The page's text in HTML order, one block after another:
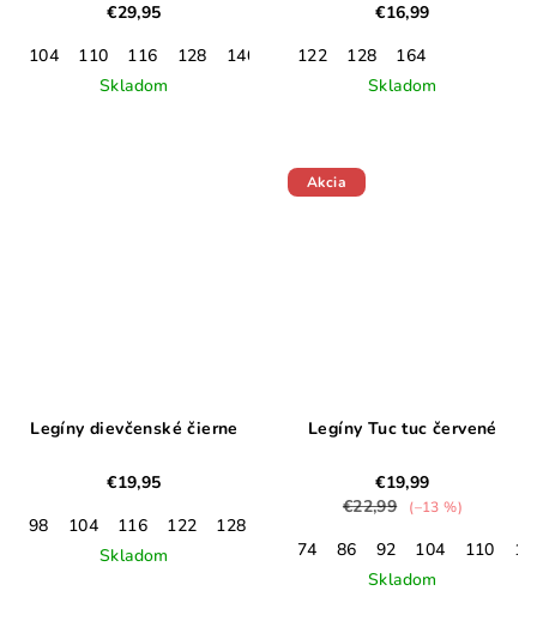
€29,95
104
110 116 128
140
Skladom
€16,99
122
128
164
Skladom
Legíny dievčenské čierne
€19,95
98
104 116 122 128
Skladom
Akcia
Legíny Tuc tuc červené
€19,99
€22,99
(–13 %)
74 86 92 104 110
Skladom